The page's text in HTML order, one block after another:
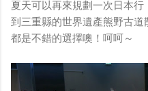
夏天可以再來規劃一次日本
到三重縣的世界遺產熊野古
都是不錯的選擇噢！呵呵～